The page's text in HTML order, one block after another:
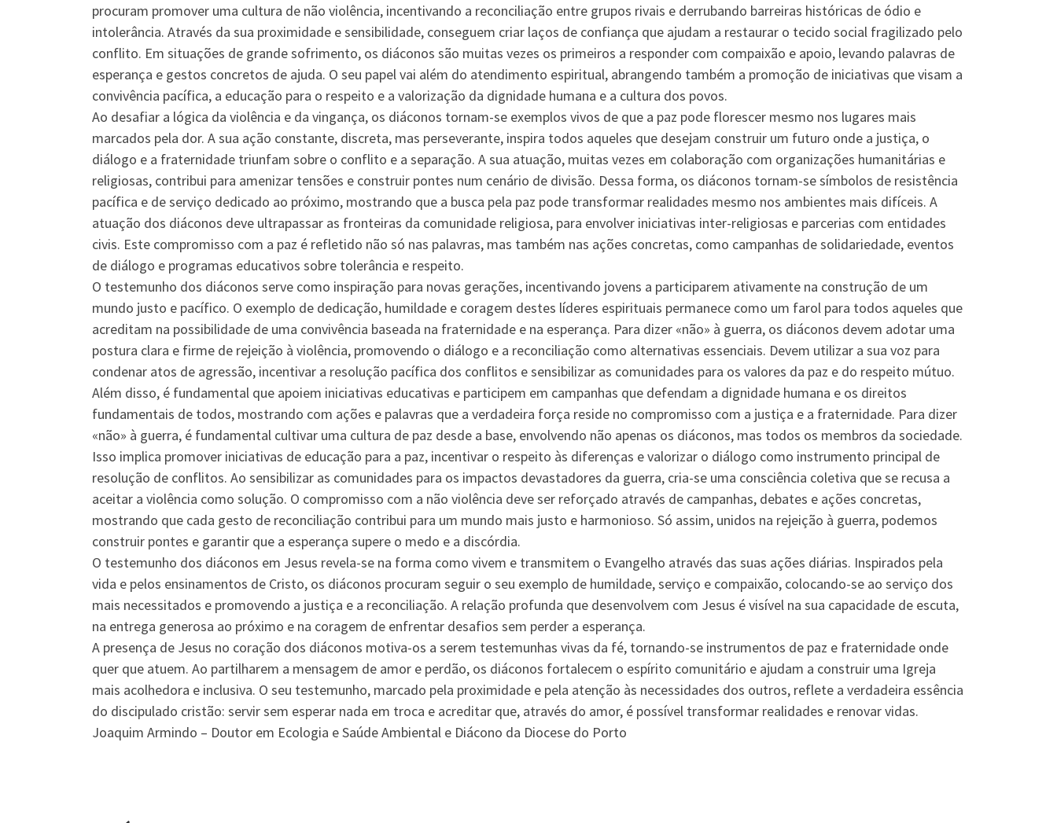
procuram promover uma cultura de não violência, incentivando a reconciliação entre grupos rivais e derrubando barreiras históricas de ódio e
intolerância. Através da sua proximidade e sensibilidade, conseguem criar laços de confiança que ajudam a restaurar o tecido social fragilizado pelo
conflito. Em situações de grande sofrimento, os diáconos são muitas vezes os primeiros a responder com compaixão e apoio, levando palavras de
esperança e gestos concretos de ajuda. O seu papel vai além do atendimento espiritual, abrangendo também a promoção de iniciativas que visam a
convivência pacífica, a educação para o respeito e a valorização da dignidade humana e a cultura dos povos.
Ao desafiar a lógica da violência e da vingança, os diáconos tornam-se exemplos vivos de que a paz pode florescer mesmo nos lugares mais
marcados pela dor. A sua ação constante, discreta, mas perseverante, inspira todos aqueles que desejam construir um futuro onde a justiça, o
diálogo e a fraternidade triunfam sobre o conflito e a separação. A sua atuação, muitas vezes em colaboração com organizações humanitárias e
religiosas, contribui para amenizar tensões e construir pontes num cenário de divisão. Dessa forma, os diáconos tornam-se símbolos de resistência
pacífica e de serviço dedicado ao próximo, mostrando que a busca pela paz pode transformar realidades mesmo nos ambientes mais difíceis. A
atuação dos diáconos deve ultrapassar as fronteiras da comunidade religiosa, para envolver iniciativas inter-religiosas e parcerias com entidades
civis. Este compromisso com a paz é refletido não só nas palavras, mas também nas ações concretas, como campanhas de solidariedade, eventos
de diálogo e programas educativos sobre tolerância e respeito.
O testemunho dos diáconos serve como inspiração para novas gerações, incentivando jovens a participarem ativamente na construção de um
mundo justo e pacífico. O exemplo de dedicação, humildade e coragem destes líderes espirituais permanece como um farol para todos aqueles que
acreditam na possibilidade de uma convivência baseada na fraternidade e na esperança. Para dizer «não» à guerra, os diáconos devem adotar uma
postura clara e firme de rejeição à violência, promovendo o diálogo e a reconciliação como alternativas essenciais. Devem utilizar a sua voz para
condenar atos de agressão, incentivar a resolução pacífica dos conflitos e sensibilizar as comunidades para os valores da paz e do respeito mútuo.
Além disso, é fundamental que apoiem iniciativas educativas e participem em campanhas que defendam a dignidade humana e os direitos
fundamentais de todos, mostrando com ações e palavras que a verdadeira força reside no compromisso com a justiça e a fraternidade. Para dizer
«não» à guerra, é fundamental cultivar uma cultura de paz desde a base, envolvendo não apenas os diáconos, mas todos os membros da sociedade.
Isso implica promover iniciativas de educação para a paz, incentivar o respeito às diferenças e valorizar o diálogo como instrumento principal de
resolução de conflitos. Ao sensibilizar as comunidades para os impactos devastadores da guerra, cria-se uma consciência coletiva que se recusa a
aceitar a violência como solução. O compromisso com a não violência deve ser reforçado através de campanhas, debates e ações concretas,
mostrando que cada gesto de reconciliação contribui para um mundo mais justo e harmonioso. Só assim, unidos na rejeição à guerra, podemos
construir pontes e garantir que a esperança supere o medo e a discórdia.
O testemunho dos diáconos em Jesus revela-se na forma como vivem e transmitem o Evangelho através das suas ações diárias. Inspirados pela
vida e pelos ensinamentos de Cristo, os diáconos procuram seguir o seu exemplo de humildade, serviço e compaixão, colocando-se ao serviço dos
mais necessitados e promovendo a justiça e a reconciliação. A relação profunda que desenvolvem com Jesus é visível na sua capacidade de escuta,
na entrega generosa ao próximo e na coragem de enfrentar desafios sem perder a esperança.
A presença de Jesus no coração dos diáconos motiva-os a serem testemunhas vivas da fé, tornando-se instrumentos de paz e fraternidade onde
quer que atuem. Ao partilharem a mensagem de amor e perdão, os diáconos fortalecem o espírito comunitário e ajudam a construir uma Igreja
mais acolhedora e inclusiva. O seu testemunho, marcado pela proximidade e pela atenção às necessidades dos outros, reflete a verdadeira essência
do discipulado cristão: servir sem esperar nada em troca e acreditar que, através do amor, é possível transformar realidades e renovar vidas.
Joaquim Armindo – Doutor em Ecologia e Saúde Ambiental e Diácono da Diocese do Porto